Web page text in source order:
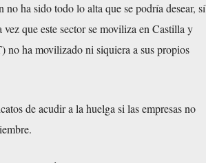
ha sido todo lo alta que se podría desear, sí
que este sector se moviliza en Castilla y
no ha movilizado ni siquiera a sus propios
de acudir a la huelga si las empresas no